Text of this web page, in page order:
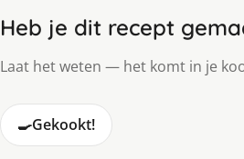
Heb je dit recept
Laat het weten — het komt in je
🍳Gekookt!